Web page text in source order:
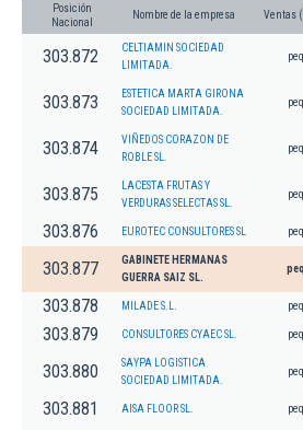
Posición
Nacional
Nombre de la empresa Ventas
303.872
CELTIAMIN SOCIEDAD
LIMITADA.
303.873
ESTETICA MARTA GIRONA
SOCIEDAD LIMITADA.
303.874
VIÑEDOS CORAZON DE
ROBLE SL.
303.875
LACESTA FRUTAS Y
VERDURAS SELECTAS SL.
303.876 EUROTEC CONSULTORES SL
303.877
GABINETE HERMANAS
GUERRA SAIZ SL.
303.878 MILADE S.L.
303.879 CONSULTORES CYAEC SL.
303.880
SAYPA LOGISTICA
SOCIEDAD LIMITADA.
303.881 AISA FLOOR SL.